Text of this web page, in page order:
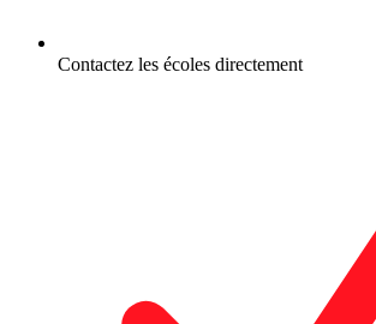
Contactez les écoles directement